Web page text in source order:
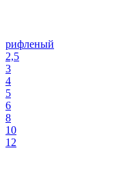
рифленый
2,5
3
4
5
6
8
10
12